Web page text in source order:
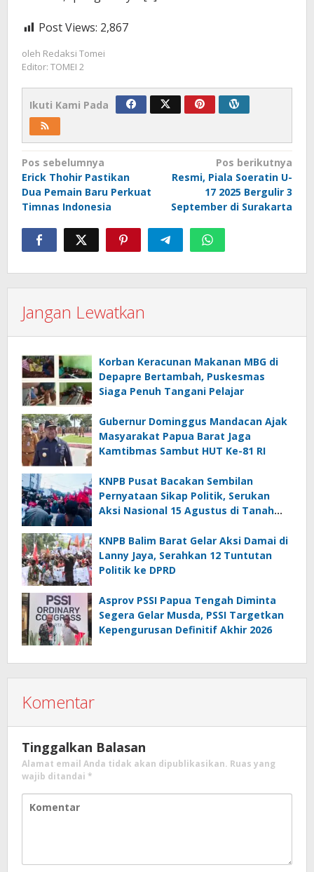
Post Views: 2,867
oleh Redaksi Tomei
Editor: TOMEI 2
Ikuti Kami Pada
Navigasi
pos
Pos sebelumnya
Erick Thohir Pastikan
Dua Pemain Baru Perkuat
Timnas Indonesia
Pos berikutnya
Resmi, Piala Soeratin U-
17 2025 Bergulir 3
September di Surakarta
Jangan Lewatkan
Korban Keracunan Makanan MBG di
Depapre Bertambah, Puskesmas
Siaga Penuh Tangani Pelajar
Gubernur Dominggus Mandacan Ajak
Masyarakat Papua Barat Jaga
Kamtibmas Sambut HUT Ke-81 RI
KNPB Pusat Bacakan Sembilan
Pernyataan Sikap Politik, Serukan
Aksi Nasional 15 Agustus di Tanah
KNPB Balim Barat Gelar Aksi Damai di
Lanny Jaya, Serahkan 12 Tuntutan
Politik ke DPRD
Asprov PSSI Papua Tengah Diminta
Segera Gelar Musda, PSSI Targetkan
Kepengurusan Definitif Akhir 2026
Komentar
Tinggalkan Balasan
Alamat email Anda tidak akan dipublikasikan. Ruas yang
wajib ditandai *